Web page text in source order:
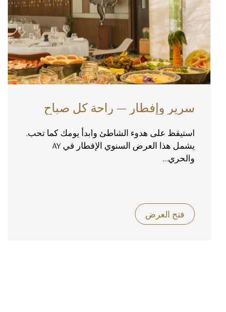
سرير وإفطار — راحة كل صباح
استيقظ على هدوء الشاطئ وابدأ يومك كما تحب.
يشمل هذا العرض السنوي الإفطار في AY
والحري...
فتح العرض